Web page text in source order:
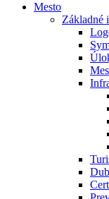
Mesto
Základné